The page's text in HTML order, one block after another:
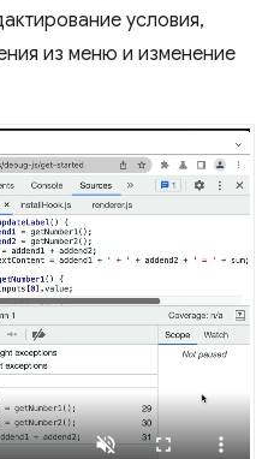
условия,
из меню и изменение